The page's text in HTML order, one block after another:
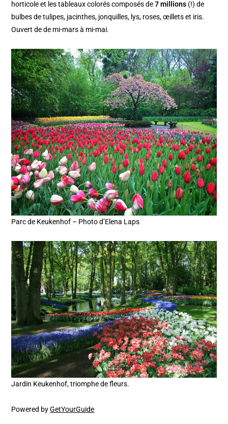
horticole et les tableaux colorés composés de7 millions (!) de
bulbes de tulipes, jacinthes, jonquilles, lys, roses, œillets et iris.
Ouvert de de mi-mars à mi-mai.
Parc de Keukenhof – Photo d’Elena Laps
Jardin Keukenhof, triomphe de fleurs.
Powered byGetYourGuide